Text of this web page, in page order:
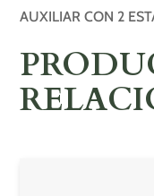
AUXILIAR CON 2